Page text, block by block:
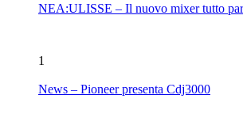
NEA:ULISSE – Il nuovo mixer tutto
1
News – Pioneer presenta Cdj3000